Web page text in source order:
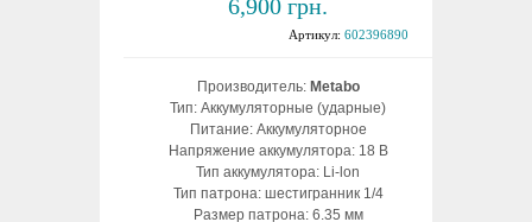
6,900 грн.
Артикул: 602396890
Производитель: Metabo
Тип: Аккумуляторные (ударные)
Питание: Аккумуляторное
Напряжение аккумулятора: 18 В
Тип аккумулятора: Li-lon
Тип патрона: шестигранник 1/4
Размер патрона: 6.35 мм